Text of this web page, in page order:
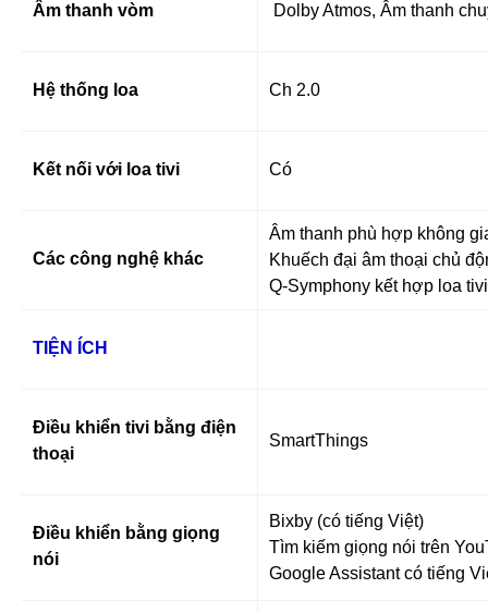
Âm thanh vòm Dolby Atmos, Âm thanh
Hệ thống loa Ch 2.0
Kết nối với loa tivi Có
Các công nghệ khác
Âm thanh phù hợp không
Khuếch đại âm thoại chủ
Q-Symphony kết hợp loa
TIỆN ÍCH
Điều khiển tivi bằng điện
thoại
SmartThings
Điều khiển bằng giọng
nói
Bixby (có tiếng Việt)
Tìm kiếm giọng nói trên
Google Assistant có tiếng